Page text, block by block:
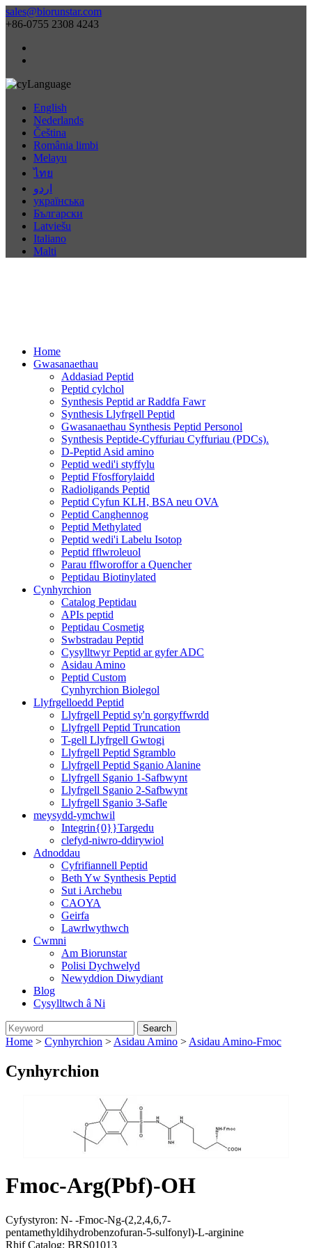
sales@biorunstar.com
+86-0755 2308 4243
Language
English
Nederlands
Čeština
România limbi
Melayu
ไทย
اردو
українська
Български
Latviešu
Italiano
Malti
Home
Gwasanaethau
Addasiad Peptid
Peptid cylchol
Synthesis Peptid ar Raddfa Fawr
Synthesis Llyfrgell Peptid
Gwasanaethau Synthesis Peptid Personol
Synthesis Peptide-Cyffuriau Cyffuriau (PDCs).
D-Peptid Asid amino
Peptid wedi'i styffylu
Peptid Ffosfforylaidd
Radioligands Peptid
Peptid Cyfun KLH, BSA neu OVA
Peptid Canghennog
Peptid Methylated
Peptid wedi'i Labelu Isotop
Peptid fflwroleuol
Parau fflworoffor a Quencher
Peptidau Biotinylated
Cynhyrchion
Catalog Peptidau
APIs peptid
Peptidau Cosmetig
Swbstradau Peptid
Cysylltwyr Peptid ar gyfer ADC
Asidau Amino
Peptid Custom
Cynhyrchion Biolegol
Llyfrgelloedd Peptid
Llyfrgell Peptid sy'n gorgyffwrdd
Llyfrgell Peptid Truncation
T-gell Llyfrgell Gwtogi
Llyfrgell Peptid Sgramblo
Llyfrgell Peptid Sganio Alanine
Llyfrgell Sganio 1-Safbwynt
Llyfrgell Sganio 2-Safbwynt
Llyfrgell Sganio 3-Safle
meysydd-ymchwil
Integrin{0}}Targedu
clefyd-niwro-ddirywiol
Adnoddau
Cyfrifiannell Peptid
Beth Yw Synthesis Peptid
Sut i Archebu
CAOYA
Geirfa
Lawrlwythwch
Cwmni
Am Biorunstar
Polisi Dychwelyd
Newyddion Diwydiant
Blog
Cysylltwch â Ni
Home > Cynhyrchion > Asidau Amino > Asidau Amino-Fmoc
Cynhyrchion
Fmoc-Arg(Pbf)-OH
Cyfystyron: N- -Fmoc-Ng-(2,2,4,6,7-
pentamethyldihydrobenzofuran-5-sulfonyl)-L-arginine
Rhif Catalog: BRS01013